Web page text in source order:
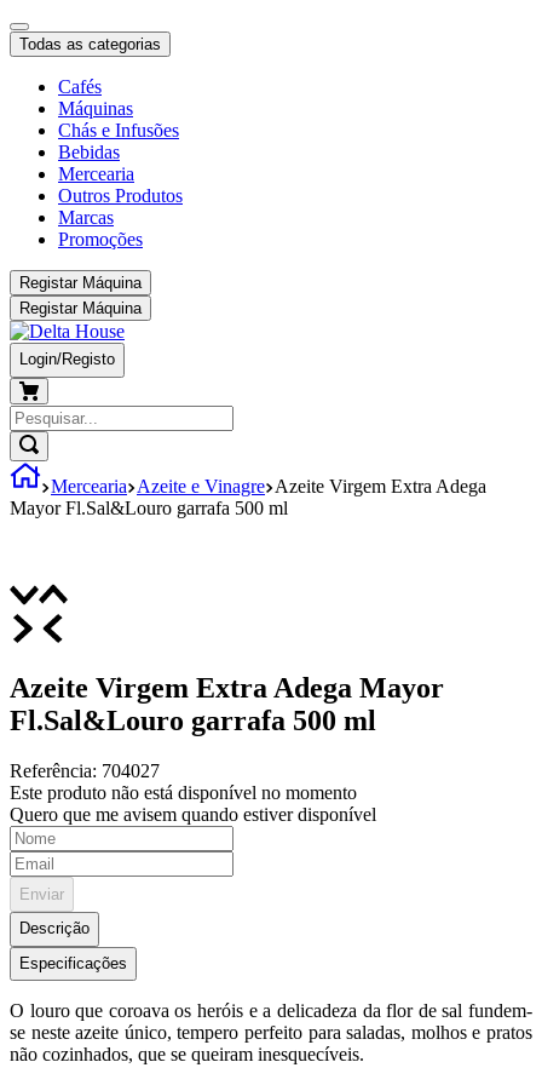
Todas as categorias
Cafés
Máquinas
Chás e Infusões
Bebidas
Mercearia
Outros Produtos
Marcas
Promoções
Registar Máquina
Registar Máquina
Login/Registo
Mercearia Azeite e Vinagre Azeite Virgem Extra Adega
Mayor Fl.Sal&Louro garrafa 500 ml
Azeite Virgem Extra Adega Mayor
Fl.Sal&Louro garrafa 500 ml
Referência: 704027
Este produto não está disponível no momento
Quero que me avisem quando estiver disponível
Enviar
Descrição
Especificações
O louro que coroava os heróis e a delicadeza da flor de sal fundem-
se neste azeite único, tempero perfeito para saladas, molhos e pratos
não cozinhados, que se queiram inesquecíveis.